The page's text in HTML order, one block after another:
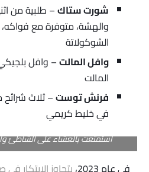
شورت ستاك– طلبية من
والهشة، متوفرة مع
الشوكولاتة
وافل المالت– وافل
المالت
فرنش توست– ثلاث
في خليط كريمي
استمتعت بالعشاء على الشاطئ
في عام 2023، يتجاوز الابتكار في